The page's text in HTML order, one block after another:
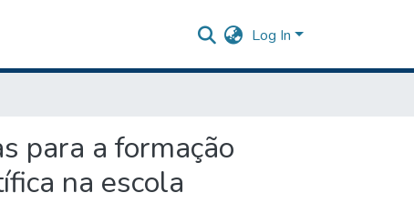
Log In
para a formação
na escola